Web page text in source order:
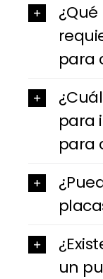
para
para
para
un